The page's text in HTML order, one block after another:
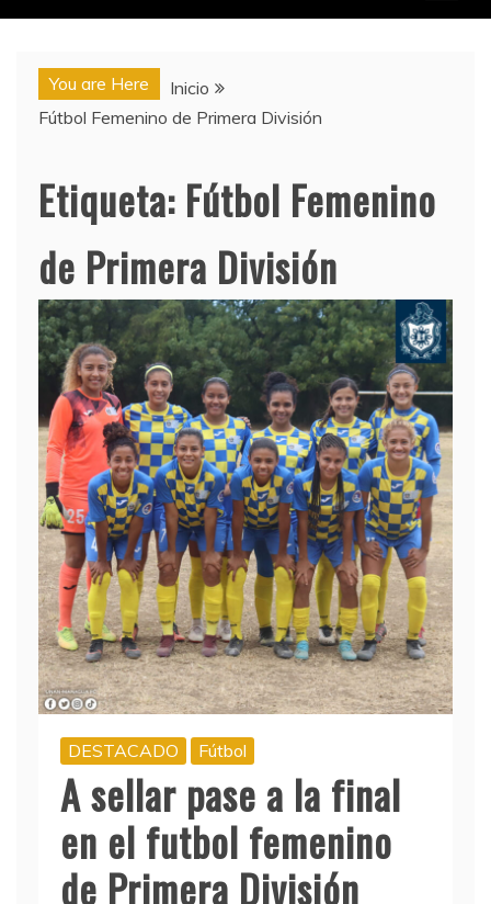
You are Here
Inicio
Fútbol Femenino de Primera División
Etiqueta: Fútbol Femenino
de Primera División
DESTACADO Fútbol
A sellar pase a la final
en el futbol femenino
de Primera División